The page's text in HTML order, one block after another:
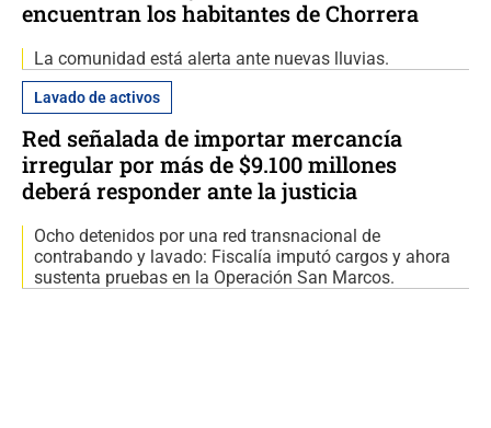
encuentran los habitantes de Chorrera
La comunidad está alerta ante nuevas lluvias.
Lavado de activos
Red señalada de importar mercancía
irregular por más de $9.100 millones
deberá responder ante la justicia
Ocho detenidos por una red transnacional de
contrabando y lavado: Fiscalía imputó cargos y ahora
sustenta pruebas en la Operación San Marcos.